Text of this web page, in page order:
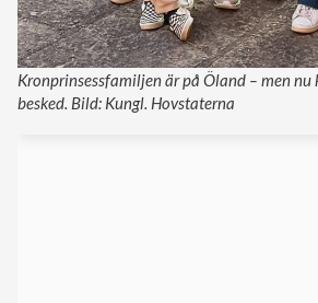
Kronprinsessfamiljen är på Öland – men
besked. Bild: Kungl. Hovstaterna